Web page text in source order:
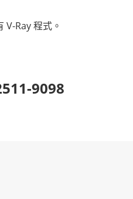
Ray 程式。
9098